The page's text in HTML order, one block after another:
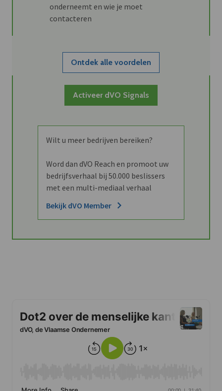
onderneemt en wie je moet
contacteren
Ontdek alle voordelen
Activeer dVO Signals
Wilt u meer bedrijven bereiken?
Word dan dVO Reach en promoot uw
bedrijfsverhaal bij 50.000 beslissers
met een multi-mediaal verhaal
Bekijk dVO Member